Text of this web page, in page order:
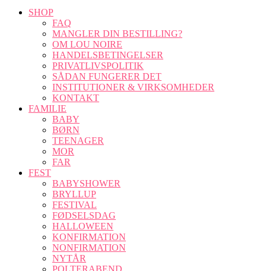
SHOP
FAQ
MANGLER DIN BESTILLING?
OM LOU NOIRE
HANDELSBETINGELSER
PRIVATLIVSPOLITIK
SÅDAN FUNGERER DET
INSTITUTIONER & VIRKSOMHEDER
KONTAKT
FAMILIE
BABY
BØRN
TEENAGER
MOR
FAR
FEST
BABYSHOWER
BRYLLUP
FESTIVAL
FØDSELSDAG
HALLOWEEN
KONFIRMATION
NONFIRMATION
NYTÅR